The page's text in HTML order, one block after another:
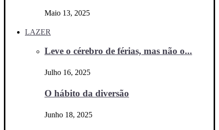
Maio 13, 2025
LAZER
Leve o cérebro de férias, mas não o...
Julho 16, 2025
O hábito da diversão
Junho 18, 2025